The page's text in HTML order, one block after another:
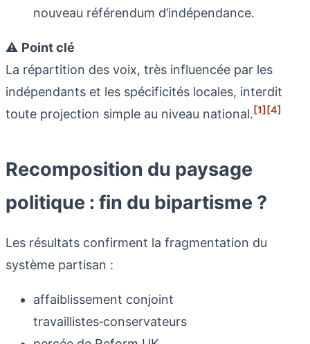
nouveau référendum d’indépendance.
⚠️ Point clé
La répartition des voix, très influencée par les
indépendants et les spécificités locales, interdit
toute projection simple au niveau national.[1][4]
Recomposition du paysage
politique : fin du bipartisme ?
Les résultats confirment la fragmentation du
système partisan :
affaiblissement conjoint
travaillistes‑conservateurs